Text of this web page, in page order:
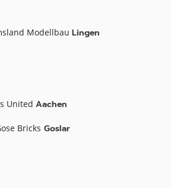
Modellbau Lingen
United Aachen
Bricks Goslar